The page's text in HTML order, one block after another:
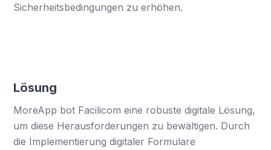
Sicherheitsbedingungen zu erhöhen.
Lösung
MoreApp bot Facilicom eine robuste digitale Lösung,
um diese Herausforderungen zu bewältigen. Durch
die Implementierung digitaler Formulare